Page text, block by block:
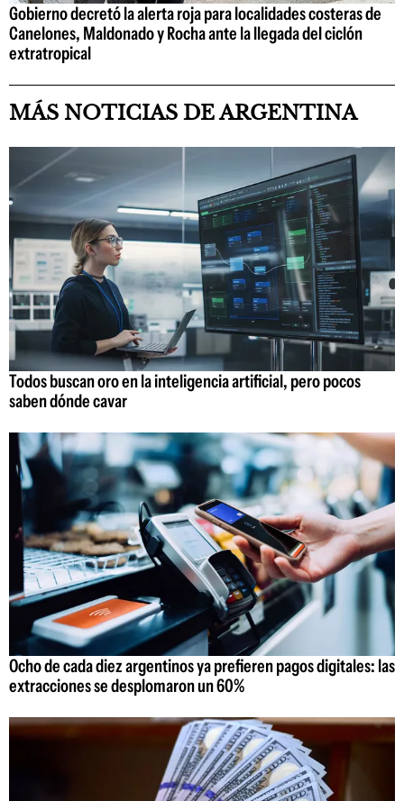
Gobierno decretó la alerta roja para localidades costeras de
Canelones, Maldonado y Rocha ante la llegada del ciclón
extratropical
MÁS NOTICIAS DE ARGENTINA
Todos buscan oro en la inteligencia artificial, pero pocos
saben dónde cavar
Ocho de cada diez argentinos ya prefieren pagos digitales: las
extracciones se desplomaron un 60%